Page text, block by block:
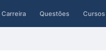
Carreira Questões Cursos